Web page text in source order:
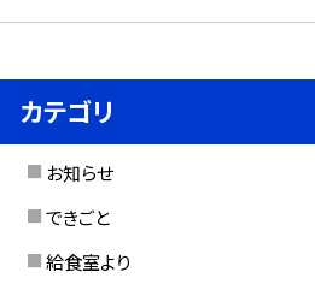
カテゴリ
お知らせ
できごと
給食室より